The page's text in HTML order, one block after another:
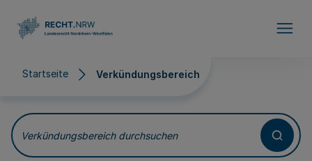
Startseite Verkündungsbereich
Verkündungsbereich
Verkündungsbereich durchsuchen